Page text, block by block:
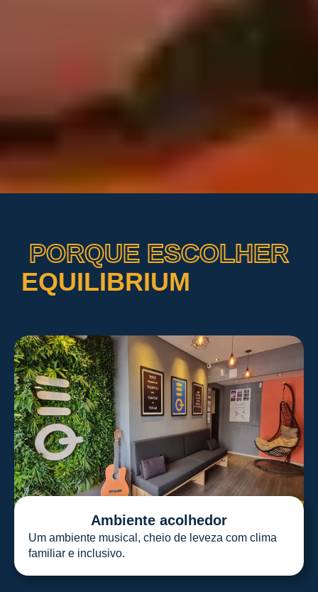
PORQUE ESCOLHER
EQUILIBRIUM
Ambiente acolhedor
Um ambiente musical, cheio de leveza com clima
familiar e inclusivo.